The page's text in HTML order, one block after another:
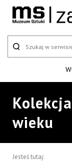
wieku
Jesteś tutaj: